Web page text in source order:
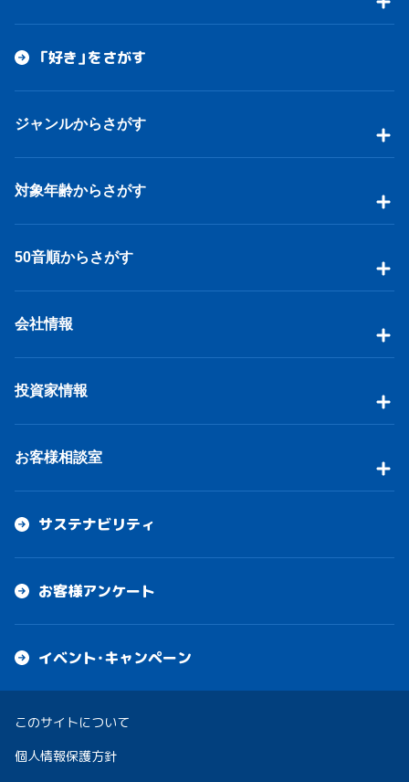
「好き」をさがす
ジャンルからさがす
対象年齢からさがす
50音順からさがす
会社情報
投資家情報
お客様相談室
サステナビリティ
お客様アンケート
イベント・キャンペーン
このサイトについて
個人情報保護方針